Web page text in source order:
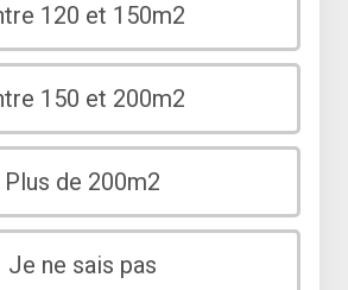
120 et 150m2
150 et 200m2
Plus de 200m2
Je ne sais pas